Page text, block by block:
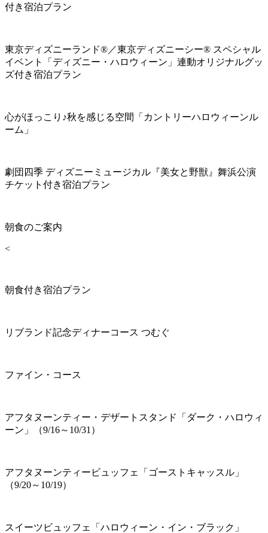
付き宿泊プラン
東京ディズニーランド®／東京ディズニーシー® スペシャル
イベント「ディズニー・ハロウィーン」連動オリジナルグッ
ズ付き宿泊プラン
心がほっこり♪秋を感じる空間「カントリーハロウィーンル
ーム」
劇団四季 ディズニーミュージカル『美女と野獣』舞浜公演
チケット付き宿泊プラン
朝食のご案内
<
朝食付き宿泊プラン
リブランド記念ディナーコース つむぐ
ファイン・コース
アフタヌーンティー・デザートスタンド「ダーク・ハロウィ
ーン」（9/16～10/31）
アフタヌーンティービュッフェ「ゴーストキャッスル」
（9/20～10/19）
スイーツビュッフェ「ハロウィーン・イン・ブラック」